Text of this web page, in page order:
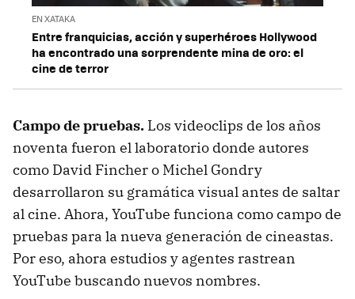
EN XATAKA
Entre franquicias, acción y superhéroes Hollywood
ha encontrado una sorprendente mina de oro: el
cine de terror
Campo de pruebas. Los videoclips de los años
noventa fueron el laboratorio donde autores
como David Fincher o Michel Gondry
desarrollaron su gramática visual antes de saltar
al cine. Ahora, YouTube funciona como campo de
pruebas para la nueva generación de cineastas.
Por eso, ahora estudios y agentes rastrean
YouTube buscando nuevos nombres.